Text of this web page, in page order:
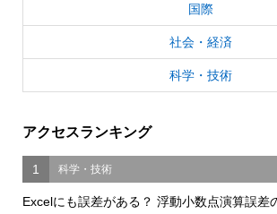
国際
社会・経済
科学・技術
アクセスランキング
1 科学・技術
Excelにも誤差がある？ 浮動小数点演算誤差